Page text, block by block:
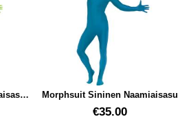
Morphsuit Sininen Naamiaisasu
Tuote.nro 1023€35.00